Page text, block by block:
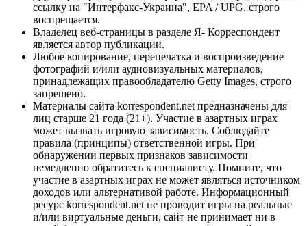
ссылку на "Интерфакс-Украина", EPA / UPG, строго
воспрещается.
Владелец веб-страницы в разделе Я- Корреспондент
является автор публикации.
Любое копирование, перепечатка и воспроизведение
фотографий и/или аудиовизуальных материалов,
принадлежащих правообладателю Getty Images, строго
запрещено.
Материалы сайта korrespondent.net предназначены для
лиц старше 21 года (21+). Участие в азартных играх
может вызвать игровую зависимость. Соблюдайте
правила (принципы) ответственной игры. При
обнаружении первых признаков зависимости
немедленно обратитесь к специалисту. Помните, что
участие в азартных играх не может являться источником
доходов или альтернативой работе. Информационный
ресурс korrespondent.net не проводит игры на реальные
и/или виртуальные деньги, сайт не принимает ни в